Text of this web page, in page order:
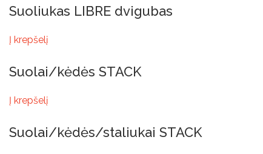
Suoliukas LIBRE dvigubas
Į krepšelį
Suolai/kėdės STACK
Į krepšelį
Suolai/kėdės/staliukai STACK